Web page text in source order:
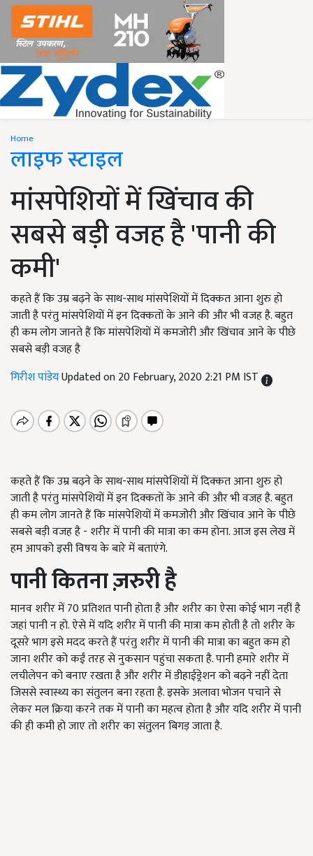
Home
लाइफ स्टाइल
मांसपेशियों में खिंचाव की
सबसे बड़ी वजह है 'पानी की
कमी'
कहते हैं कि उम्र बढ़ने के साथ-साथ मांसपेशियों में दिक्कत आना शुरु हो
जाती है परंतु मांसपेशियों में इन दिक्कतों के आने की और भी वजह है. बहुत
ही कम लोग जानते हैं कि मांसपेशियों में कमजोरी और खिंचाव आने के पीछे
सबसे बड़ी वजह है
गिरीश पांडेयUpdated on 20 February, 2020 2:21 PM IST
कहते हैं कि उम्र बढ़ने के साथ-साथ मांसपेशियों में दिक्कत आना शुरु हो
जाती है परंतु मांसपेशियों में इन दिक्कतों के आने की और भी वजह है. बहुत
ही कम लोग जानते हैं कि मांसपेशियों में कमजोरी और खिंचाव आने के पीछे
सबसे बड़ी वजह है - शरीर में पानी की मात्रा का कम होना. आज इस लेख में
हम आपको इसी विषय के बारे में बताएंगे.
पानी कितना ज़रुरी है
मानव शरीर में 70 प्रतिशत पानी होता है और शरीर का ऐसा कोई भाग नहीं है
जहां पानी न हो. ऐसे में यदि शरीर में पानी की मात्रा कम होती है तो शरीर के
दूसरे भाग इसे मदद करते हैं परंतु शरीर में पानी की मात्रा का बहुत कम हो
जाना शरीर को कईं तरह से नुकसान पहुंचा सकता है. पानी हमारे शरीर में
लचीलेपन को बनाए रखता है और शरीर में डीहाईड्रेशन को बढ़ने नहीं देता
जिससे स्वास्थ्य का संतुलन बना रहता है. इसके अलावा भोजन पचाने से
लेकर मल क्रिया करने तक में पानी का महत्व होता है और यदि शरीर में पानी
की ही कमी हो जाए तो शरीर का संतुलन बिगड़ जाता है.